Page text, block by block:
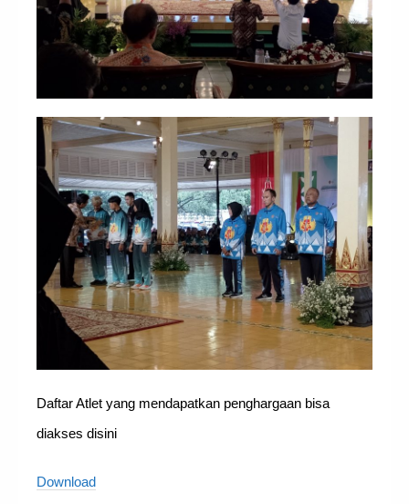
Daftar Atlet yang mendapatkan penghargaan bisa
diakses disini
Download